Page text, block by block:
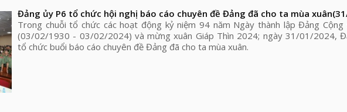
Đảng ủy P6 tổ chức hội nghị báo cáo chuyên đề Đảng đã cho ta mùa xuân
Trong chuỗi tổ chức các hoạt động kỷ niệm 94 năm Ngày thành lập Đảng Cộng
(03/02/1930 - 03/02/2024) và mừng xuân Giáp Thìn 2024; ngày 31/01/2024,
tổ chức buổi báo cáo chuyên đề Đảng đã cho ta mùa xuân.